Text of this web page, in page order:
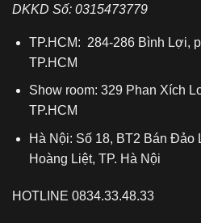
DKKD Số: 0315473779
TP.HCM: 284-286 Bình Lợi,
TP.HCM
Show room: 329 Phan Xích
TP.HCM
Hà Nội: Số 18, BT2 Bán
Hoàng Liệt, TP. Hà Nội
HOTLINE 0834.33.48.33